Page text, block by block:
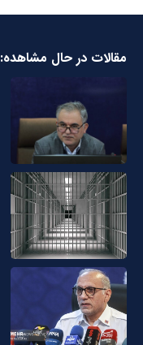
مقالات در حال مشاهده: